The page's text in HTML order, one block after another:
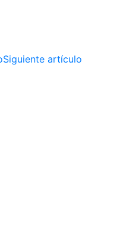
Siguiente artículo